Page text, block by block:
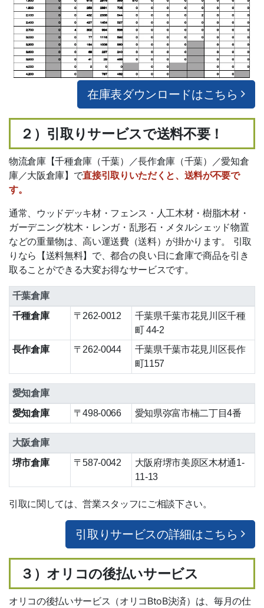
在庫表ダウンロードはこちら
２）引取りサービスで送料不要！
物流倉庫【千種倉庫（千葉）／長作倉庫（千葉）／愛知倉
庫／大阪倉庫】で直接引取りいただくと、送料が不要で
す。
通常、ウッドデッキ材・フェンス・人工木材・樹脂木材・
ガーデニング枕木・レンガ・乱形石・メタルシェッド物置
などの重量物は、高い運送費（送料）が掛かります。 引取
りなら【送料無料】で、都合の良い日に倉庫で商品を引き
取ることができる大変お得なサービスです。
千葉倉庫
千種倉庫
〒262-0012
千葉県千葉市花見川区千種
町 44-2
長作倉庫
〒262-0044
千葉県千葉市花見川区長作
町1157
愛知倉庫
愛知倉庫
〒498-0066 愛知県弥富市楠二丁目4番
大阪倉庫
堺市倉庫
〒587-0042
大阪府堺市美原区木材通1-
11-13
引取に関しては、営業スタッフにご相談下さい。
引取りサービスの詳細はこちら
３）オリコの後払いサービス
オリコの後払いサービス（オリコBtoB決済）は、毎月の仕
サービス一覧
新規会員登録
無料サンプル
施工写真募集
バンドル販売
施工知識・手順
施工要領書
施工方法（動画）
施工方法（写真）
材工一式
短尺材活用方法
ご利用ガイド
Ｑ＆Ａ
納期・配送
倉庫引取サービス
オリコ後払い
掛売